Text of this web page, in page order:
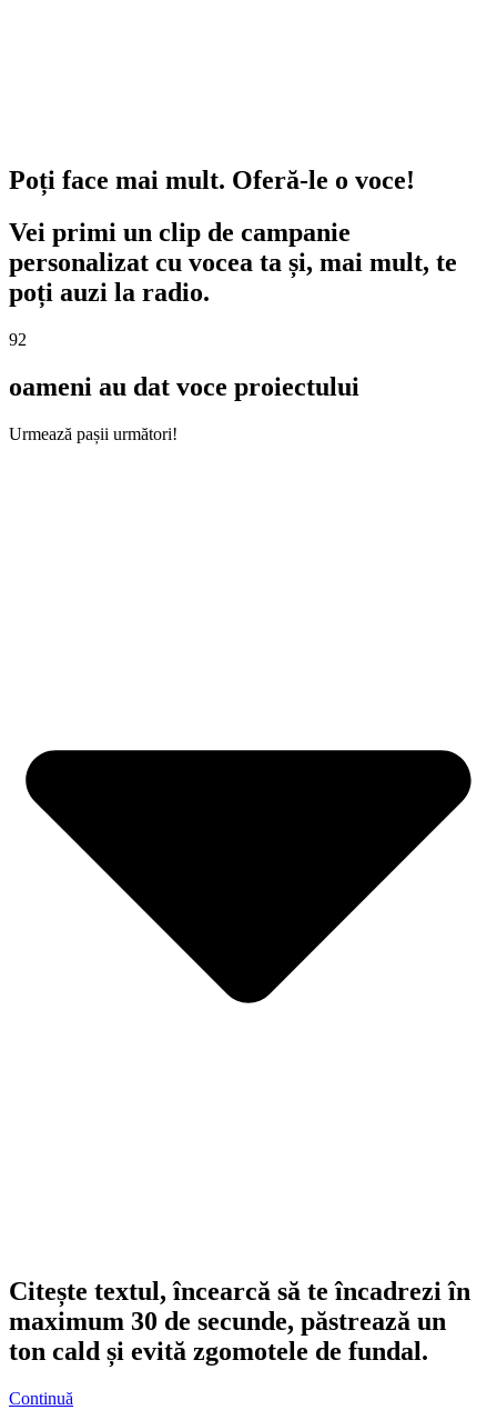
Poți face mai mult. Oferă-le o voce!
Vei primi un clip de campanie
personalizat cu vocea ta și, mai mult, te
poți auzi la radio.
92
oameni au dat voce proiectului
Urmează pașii următori!
Citește textul, încearcă să te încadrezi în
maximum 30 de secunde, păstrează un
ton cald și evită zgomotele de fundal.
Continuă